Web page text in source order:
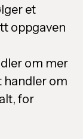
et
oppgaven
om mer
handler om
for